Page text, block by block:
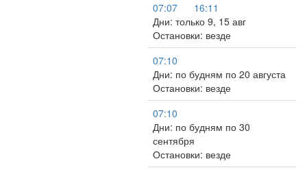
07:07
16:11
Дни: только 9, 15 авг
Остановки: везде
07:10
Дни: по будням по 20 августа
Остановки: везде
07:10
Дни: по будням по 30
сентября
Остановки: везде